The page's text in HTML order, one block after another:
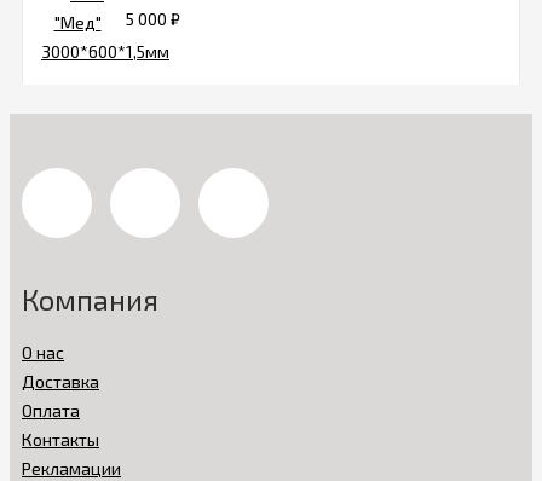
5 000 ₽
Компания
О нас
Доставка
Оплата
Контакты
Рекламации